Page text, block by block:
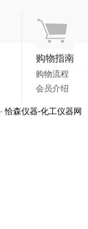
购物指南
购物流程
会员介绍
·恰森仪器-化工仪器网